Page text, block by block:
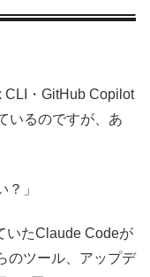
CLI・GitHub Copilot
いるのですが、あ
？」
いたClaude Codeが
のツール、アップデ